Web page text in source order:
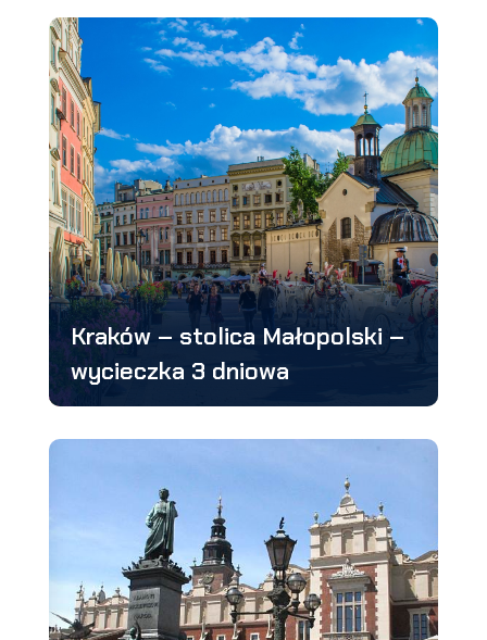
Kraków – stolica Małopolski –
wycieczka 3 dniowa